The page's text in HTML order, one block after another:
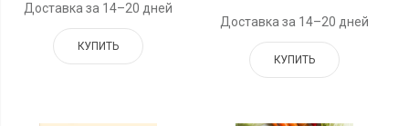
Доставка за 14–20 дней
КУПИТЬ
Доставка за 14–20 дней
КУПИТЬ